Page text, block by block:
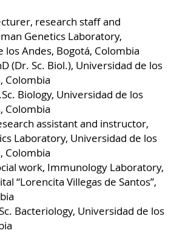
research staff and
Genetics Laboratory,
los Andes, Bogotá, Colombia
(Dr. Sc. Biol.), Universidad de los
Colombia
Biology, Universidad de los
Colombia
assistant and instructor,
Laboratory, Universidad de los
Colombia
work, Immunology Laboratory,
“Lorencita Villegas de Santos”,
Bacteriology, Universidad de los